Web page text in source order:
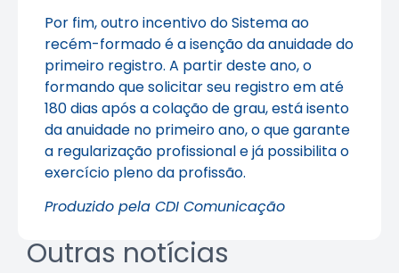
Por fim, outro incentivo do Sistema ao
recém-formado é a isenção da anuidade do
primeiro registro. A partir deste ano, o
formando que solicitar seu registro em até
180 dias após a colação de grau, está isento
da anuidade no primeiro ano, o que garante
a regularização profissional e já possibilita o
exercício pleno da profissão.
Produzido pela CDI Comunicação
Outras notícias